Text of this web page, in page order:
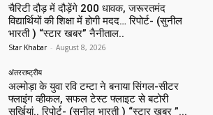
चैरिटी दौड़ में दौड़ेंगे 200 धावक, जरूरतमंद
विद्यार्थियों की शिक्षा में होगी मदद… रिपोर्ट- (सुनील
भारती ) “स्टार खबर” नैनीताल..
Star Khabar - August 8, 2026
अंतरराष्ट्रीय
अल्मोड़ा के युवा रवि टम्टा ने बनाया सिंगल-सीटर
फ्लाइंग व्हीकल, सफल टेस्ट फ्लाइट से बटोरी
सुर्खियां.. रिपोर्ट- (सुनील भारती ) “स्टार खबर ”...